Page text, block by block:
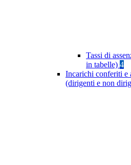
Tassi di
in tabelle) 4
Incarichi conferiti e
(dirigenti e non